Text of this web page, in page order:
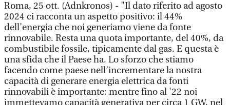
Roma, 25 ott. (Adnkronos) - "Il dato riferito ad agosto
2024 ci racconta un aspetto positivo: il 44%
dell’energia che noi generiamo viene da fonte
rinnovabile. Resta una quota importante, del 40%, da
combustibile fossile, tipicamente dal gas. E questa è
una sfida che il Paese ha. Lo sforzo che stiamo
facendo come paese nell’incrementare la nostra
capacità di generare energia elettrica da fonti
rinnovabili è importante: mentre fino al '22 noi
immettevamo capacità generativa per circa 1 GW, nel